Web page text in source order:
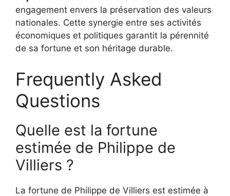
engagement envers la préservation des valeurs
nationales. Cette synergie entre ses activités
économiques et politiques garantit la pérennité
de sa fortune et son héritage durable.
Frequently Asked
Questions
Quelle est la fortune
estimée de Philippe de
Villiers ?
La fortune de Philippe de Villiers est estimée à